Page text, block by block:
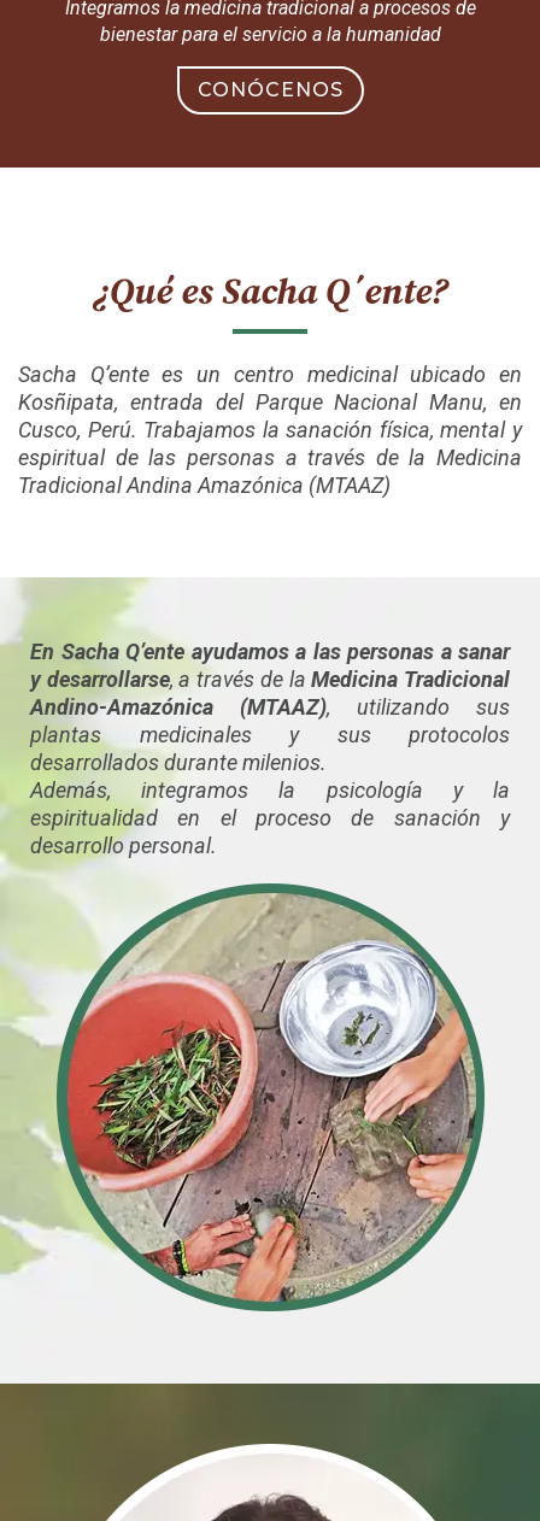
Integramos la medicina tradicional a procesos de
bienestar para el servicio a la humanidad
CONÓCENOS
¿Qué es Sacha Q´ente?
Sacha Q’ente es un centro medicinal ubicado en
Kosñipata, entrada del Parque Nacional Manu, en
Cusco, Perú. Trabajamos la sanación física, mental y
espiritual de las personas a través de la Medicina
Tradicional Andina Amazónica (MTAAZ)
En Sacha Q’ente ayudamos a las personas a sanar
y desarrollarse, a través de laMedicina Tradicional
Andino-Amazónica (MTAAZ), utilizando sus
plantas medicinales y sus protocolos
desarrollados durante milenios.
Además, integramos la psicología y la
espiritualidad en el proceso de sanación y
desarrollo personal.